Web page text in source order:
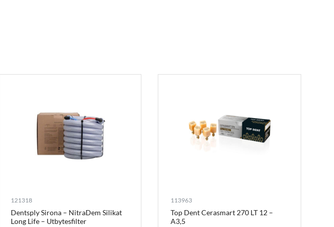
121318
Dentsply Sirona – NitraDem Silikat
Long Life – Utbytesfilter
113963
Top Dent Cerasmart 270 LT 12 –
A3,5